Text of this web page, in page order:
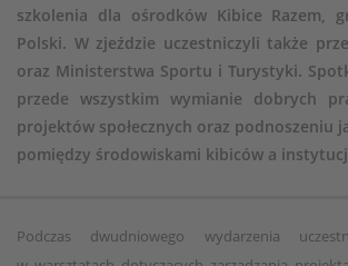
szkolenia dla ośrodków Kibice Razem,
Polski. W zjeździe uczestniczyli także
oraz Ministerstwa Sportu i Turystyki.
przede wszystkim wymianie dobrych
projektów społecznych oraz podnoszeniu
pomiędzy środowiskami kibiców a
Podczas dwudniowego wydarzenia